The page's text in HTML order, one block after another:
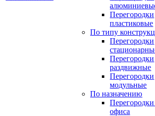
Перегородки
пластиковые
По типу
Перегородки
Перегородки
раздвижные
Перегородки
модульные
По назначению
офиса